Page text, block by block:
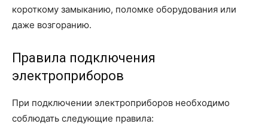
короткому замыканию, поломке оборудования или
даже возгоранию.
Правила подключения
электроприборов
При подключении электроприборов необходимо
соблюдать следующие правила: